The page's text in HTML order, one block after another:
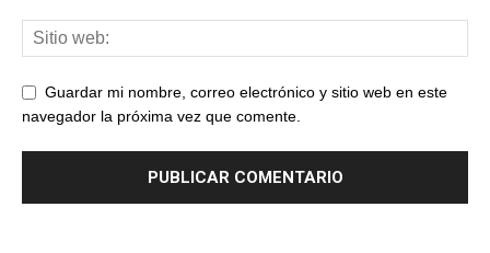
Guardar mi nombre, correo electrónico y sitio web en este
navegador la próxima vez que comente.